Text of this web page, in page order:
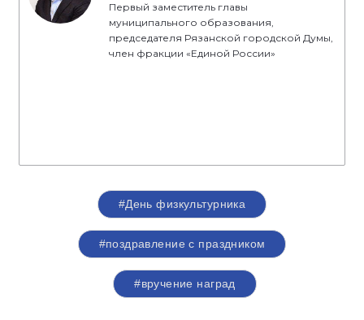
Первый заместитель главы
муниципального образования,
председателя Рязанской городской Думы,
член фракции «Единой России»
#День физкультурника
#поздравление с праздником
#вручение наград